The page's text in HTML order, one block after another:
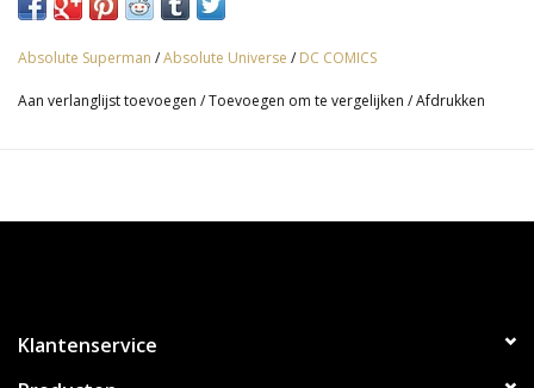
Absolute Superman /Absolute Universe / DC COMICS
Aan verlanglijst toevoegen /Toevoegen om te vergelijken /Afdrukken
Klantenservice